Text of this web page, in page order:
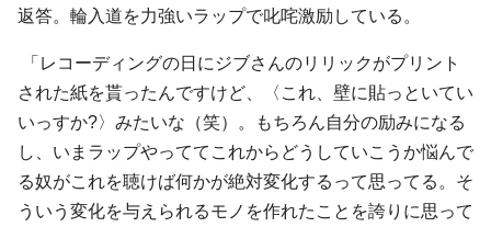
返答。輪入道を力強いラップで叱咤激励している。
「レコーディングの日にジブさんのリリックがプリント
された紙を貰ったんですけど、〈これ、壁に貼っといてい
いっすか?〉みたいな（笑）。もちろん自分の励みになる
し、いまラップやっててこれからどうしていこうか悩んで
る奴がこれを聴けば何かが絶対変化するって思ってる。そ
ういう変化を与えられるモノを作れたことを誇りに思って